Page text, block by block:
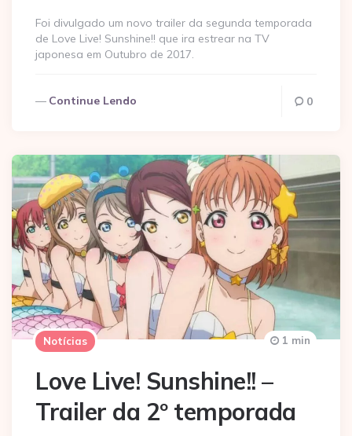
Foi divulgado um novo trailer da segunda temporada
de Love Live! Sunshine!! que ira estrear na TV
japonesa em Outubro de 2017.
Continue Lendo 0
Notícias
Love Live! Sunshine!! –
Trailer da 2º temporada
1 min